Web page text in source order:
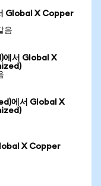
Global X Copper
음
에서 Global X
에서 Global X
X Copper